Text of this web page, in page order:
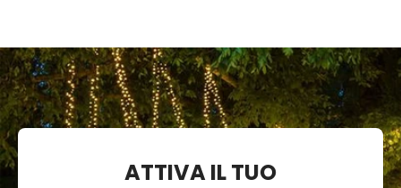
ATTIVA IL TUO